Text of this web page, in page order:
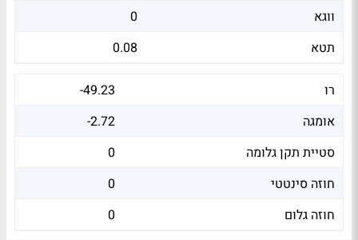
ווגא
0
תטא
0.08
רו
-49.23
אומגה
-2.72
סטיית תקן גלומה
0
חוזה סינטטי
0
חוזה גלום
0